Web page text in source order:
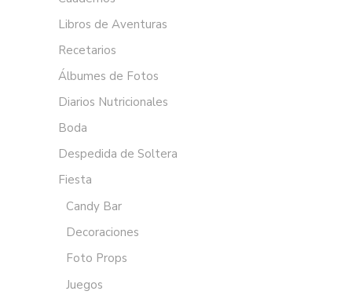
Libros de Aventuras
Recetarios
Álbumes de Fotos
Diarios Nutricionales
Boda
Despedida de Soltera
Fiesta
Candy Bar
Decoraciones
Foto Props
Juegos